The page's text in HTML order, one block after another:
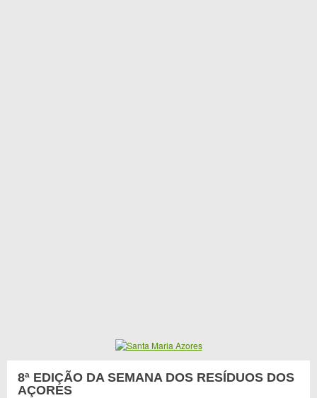
8ª EDIÇÃO DA SEMANA DOS RESÍDUOS DOS
AÇORES